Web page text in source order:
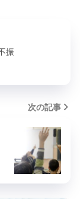
振
次の記事